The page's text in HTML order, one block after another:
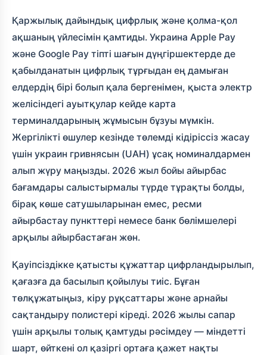
Қаржылық дайындық цифрлық және қолма-қол
ақшаның үйлесімін қамтиды. Украина Apple Pay
және Google Pay тіпті шағын дүңгіршектерде де
қабылданатын цифрлық тұрғыдан ең дамыған
елдердің бірі болып қала бергенімен, қыста электр
желісіндегі ауытқулар кейде карта
терминалдарының жұмысын бұзуы мүмкін.
Жергілікті өшулер кезінде төлемді кідіріссіз жасау
үшін украин гривнясын (UAH) ұсақ номиналдармен
алып жүру маңызды. 2026 жыл бойы айырбас
бағамдары салыстырмалы түрде тұрақты болды,
бірақ көше сатушыларынан емес, ресми
айырбастау пункттері немесе банк бөлімшелері
арқылы айырбастаған жөн.
Қауіпсіздікке қатысты құжаттар цифрландырылып,
қағазға да басылып қойылуы тиіс. Бұған
төлқұжатыңыз, кіру рұқсаттары және арнайы
сақтандыру полистері кіреді. 2026 жылы сапар
үшін арқылы толық қамтуды рәсімдеу — міндетті
шарт, өйткені ол қазіргі ортаға қажет нақты